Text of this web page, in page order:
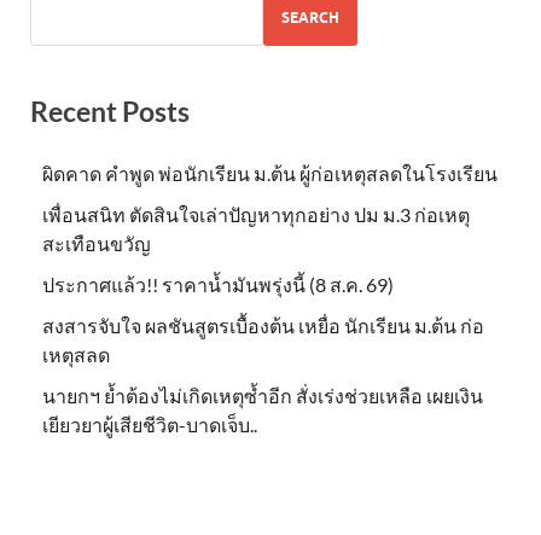
SEARCH
Recent Posts
ผิดคาด คำพูด พ่อนักเรียน ม.ต้น ผู้ก่อเหตุสลดในโรงเรียน
เพื่อนสนิท ตัดสินใจเล่าปัญหาทุกอย่าง ปม ม.3 ก่อเหตุ
สะเทือนขวัญ
ประกาศแล้ว!! ราคาน้ำมันพรุ่งนี้ (8 ส.ค. 69)
สงสารจับใจ ผลชันสูตรเบื้องต้น เหยื่อ นักเรียน ม.ต้น ก่อ
เหตุสลด
นายกฯ ย้ำต้องไม่เกิดเหตุซ้ำอีก สั่งเร่งช่วยเหลือ เผยเงิน
เยียวยาผู้เสียชีวิต-บาดเจ็บ..